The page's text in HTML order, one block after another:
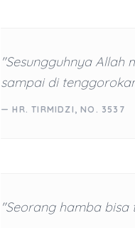
"Sesungguhnya
sampai di
— HR. TIRMIDZI, NO. 3537
"Seorang hamba